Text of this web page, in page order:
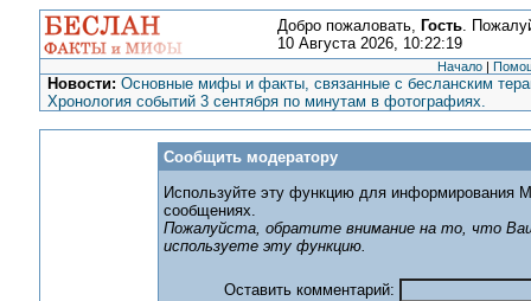
Добро пожаловать, Гость.
10 Августа 2026, 10:22:19
Начало |
Новости: Основные мифы и факты, связанные с бесланским
Хронология событий 3 сентября по минутам в фотографиях.
Сообщить модератору
Используйте эту функцию для информирования
сообщениях.
Пожалуйста, обратите внимание на то, что
используете эту функцию.
Оставить комментарий: